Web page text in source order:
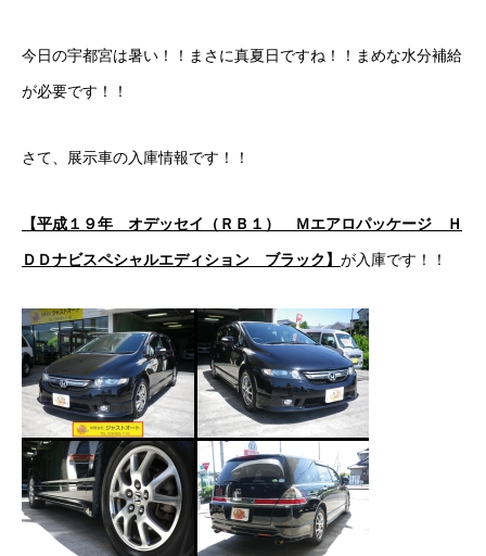
ボディコーティング・艶出し・磨き
部品の取り付け
おすすめ
ボディコーティング・艶出し・磨き
部品の取り付け
オイル交換
独自の買取査定
ジャストオートのカーリース
今日の宇都宮は暑い！！まさに真夏日ですね！！まめな水分補給
が必要です！！
さて、展示車の入庫情報です！！
【平成１９年 オデッセイ（ＲＢ１） Ｍエアロパッケージ Ｈ
ＤＤナビスペシャルエディション ブラック】 が入庫です！！